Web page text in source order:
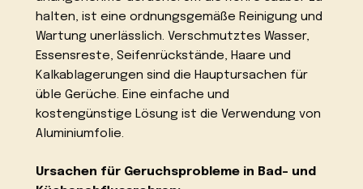
halten, ist eine ordnungsgemäße Reinigung und
Wartung unerlässlich. Verschmutztes Wasser,
Essensreste, Seifenrückstände, Haare und
Kalkablagerungen sind die Hauptursachen für
üble Gerüche. Eine einfache und
kostengünstige Lösung ist die Verwendung von
Aluminiumfolie.
Ursachen für Geruchsprobleme in Bad- und